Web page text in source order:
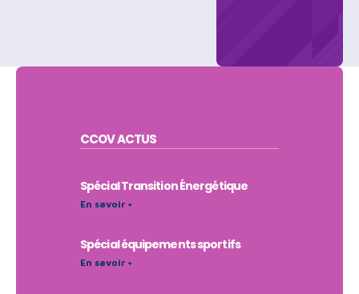
CCOVACTUS
Spécial Transition Énergétique
En savoir +
Spécial équipements sportifs
En savoir +